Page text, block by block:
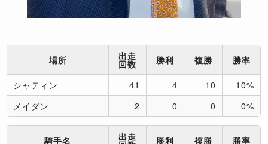
場所 出走
回数 勝利 複勝 勝率
シャティン 41 4 10
10%
メイダン
2 0 0 0%
騎手名 出走 勝利 複勝 勝率